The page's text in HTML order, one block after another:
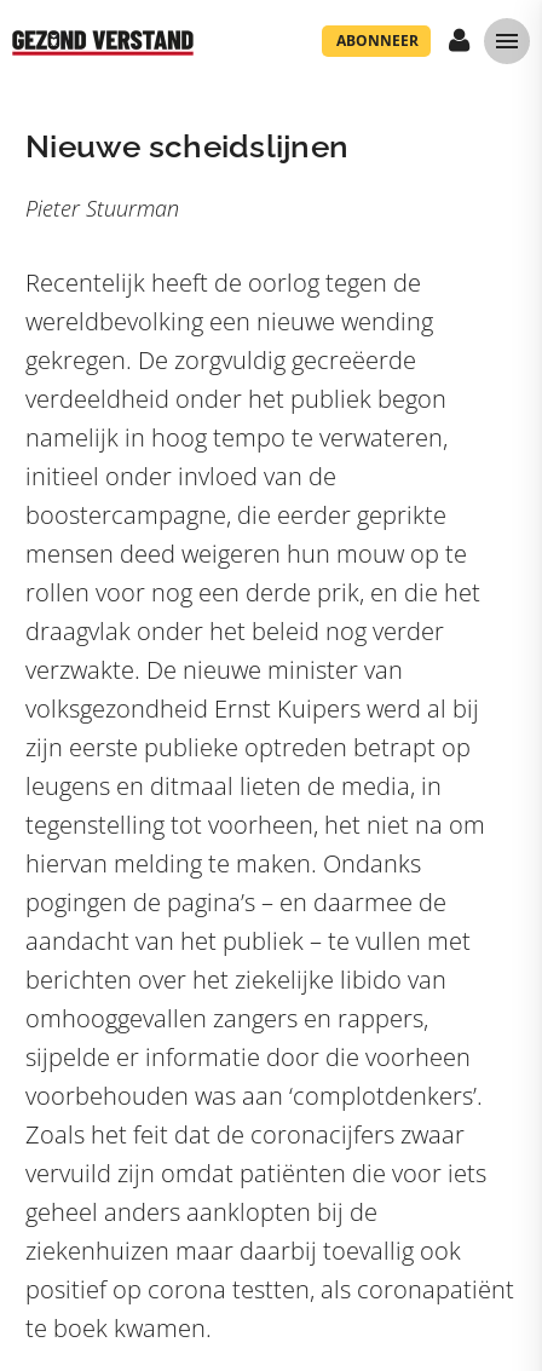
ABONNEER
Nieuwe scheidslijnen
Pieter Stuurman
Recentelijk heeft de oorlog tegen de
wereldbevolking een nieuwe wending
gekregen. De zorgvuldig gecreëerde
verdeeldheid onder het publiek begon
namelijk in hoog tempo te verwateren,
initieel onder invloed van de
boostercampagne, die eerder geprikte
mensen deed weigeren hun mouw op te
rollen voor nog een derde prik, en die het
draagvlak onder het beleid nog verder
verzwakte. De nieuwe minister van
volksgezondheid Ernst Kuipers werd al bij
zijn eerste publieke optreden betrapt op
leugens en ditmaal lieten de media, in
tegenstelling tot voorheen, het niet na om
hiervan melding te maken. Ondanks
pogingen de pagina’s – en daarmee de
aandacht van het publiek – te vullen met
berichten over het ziekelijke libido van
omhooggevallen zangers en rappers,
sijpelde er informatie door die voorheen
voorbehouden was aan ‘complotdenkers’.
Zoals het feit dat de coronacijfers zwaar
vervuild zijn omdat patiënten die voor iets
geheel anders aanklopten bij de
ziekenhuizen maar daarbij toevallig ook
positief op corona testten, als coronapatiënt
te boek kwamen.